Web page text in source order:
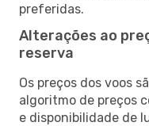
preferidas.
Alterações ao
reserva
Os preços dos voos
algoritmo de preços
e disponibilidade de